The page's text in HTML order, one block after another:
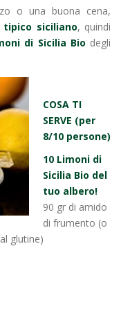
o una buona cena,
tipico siciliano, quindi
di Sicilia Bio degli
COSA TI
SERVE (per
8/10 persone)
10 Limoni di
Sicilia Bio del
tuo albero!
90 gr di amido
di frumento (o
glutine)